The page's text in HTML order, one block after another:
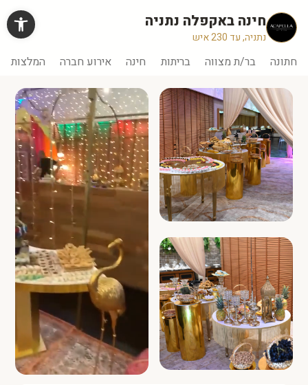
פתח
Skip
content
חינה באקפלה נתניה
חתונה בר/ת מצווה בריתות חינה אירוע חברה המלצות